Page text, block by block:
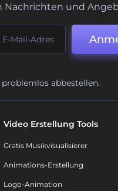
Nachrichten und
abbestellen.
Video Erstellung Tools
Gratis Musikvisualisierer
Animations-Erstellung
Logo-Animation